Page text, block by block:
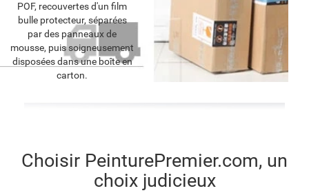
POF, recouvertes d'un film
bulle protecteur, séparées
par des panneaux de
mousse, puis soigneusement
disposées dans une boîte en
carton.
Choisir PeinturePremier.com, un
choix judicieux